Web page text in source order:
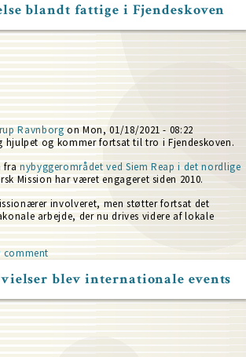
blandt fattige i Fjendeskoven
Ravnborg onMon, 01/18/2021 - 08:22
hjulpet og kommer fortsat til tro i Fjendeskoven.
fra nybyggerområdet ved Siem Reap i det nordlige
Mission har været engageret siden 2010.
involveret, men støtter fortsat det
arbejde, der nu drives videre af lokale
comment
blev internationale events